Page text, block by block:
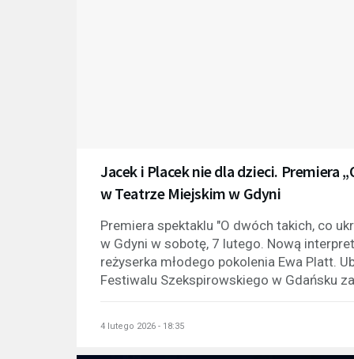
Jacek i Placek nie dla dzieci. Premiera
w Teatrze Miejskim w Gdyni
Premiera spektaklu "O dwóch takich, co
w Gdyni w sobotę, 7 lutego. Nową
reżyserka młodego pokolenia Ewa Platt.
Festiwalu Szekspirowskiego w Gdańsku
4 lutego 2026 - 18:35